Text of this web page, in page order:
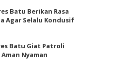
Batu Berikan Rasa
Agar Selalu Kondusif
Batu Giat Patroli
Nyaman